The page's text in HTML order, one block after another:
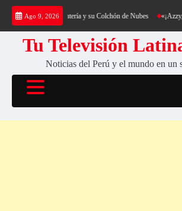
Saltar
contenido
Ago 9, 2026
al Cerro Cantería y su Colchón de Nubes «¡Azzy,
Tu Televisión
Noticias del Perú y el mundo en un